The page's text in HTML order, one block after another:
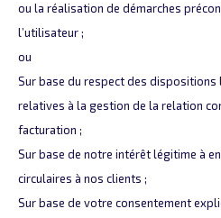
ou la réalisation de démarches
l’utilisateur ;
ou
Sur base du respect des
relatives à la gestion de la relation
facturation ;
Sur base de notre intérêt légitime à
circulaires à nos clients ;
Sur base de votre consentement